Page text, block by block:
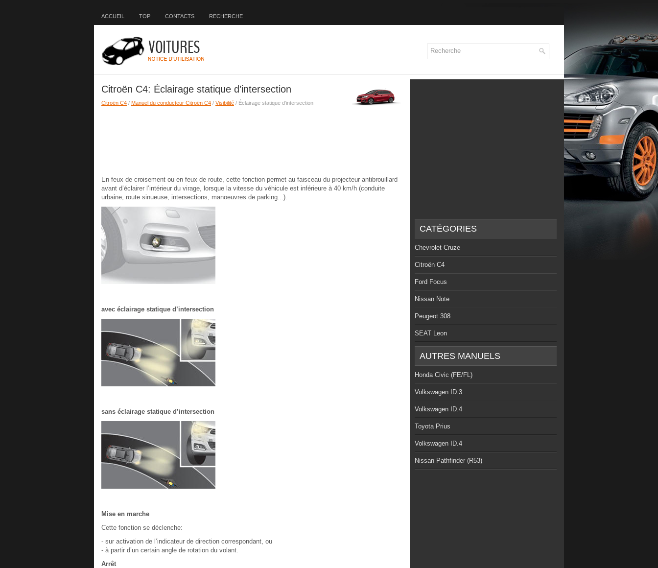
ACCUEIL TOP CONTACTS RECHERCHE
Citroën C4: Éclairage statique d’intersection
Citroën C4 / Manuel du conducteur Citroën C4 / Visibilité / Éclairage statique d’intersection
En feux de croisement ou en feux de route, cette fonction permet au faisceau du projecteur antibrouillard
avant d’éclairer l’intérieur du virage, lorsque la vitesse du véhicule est inférieure à 40 km/h (conduite
urbaine, route sinueuse, intersections, manoeuvres de parking...).
avec éclairage statique d’intersection
sans éclairage statique d’intersection
Mise en marche
Cette fonction se déclenche:
- sur activation de l’indicateur de direction correspondant, ou
- à partir d’un certain angle de rotation du volant.
Arrêt
CATÉGORIES
Chevrolet Cruze
Citroën C4
Ford Focus
Nissan Note
Peugeot 308
SEAT Leon
AUTRES MANUELS
Honda Civic (FE/FL)
Volkswagen ID.3
Volkswagen ID.4
Toyota Prius
Volkswagen ID.4
Nissan Pathfinder (R53)